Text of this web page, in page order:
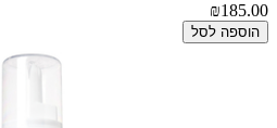
₪185.00
הוספה לסל